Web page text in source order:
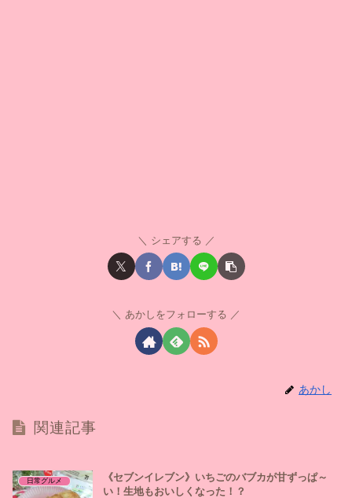
シェアする
あかしをフォローする
あかし
関連記事
日常グルメ
《セブンイレブン》いちごのバブカが甘ずっぱ～
い！生地もおいしくなった！？